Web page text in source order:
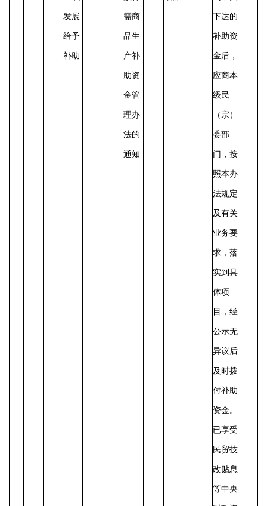
发展
给予
补助
需商
品生
产补
助资
金管
理办
法的
通知
下达的
补助资
金后，
应商本
级民
（宗）
委部
门，按
照本办
法规定
及有关
业务要
求，落
实到具
体项
目，经
公示无
异议后
及时拨
付补助
资金。
已享受
民贸技
改贴息
等中央